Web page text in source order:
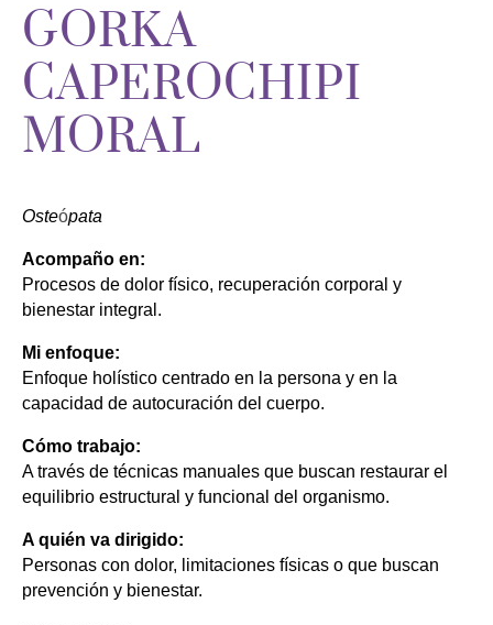
GORKA
CAPEROCHIPI
MORAL
Osteópata
Acompaño en:
Procesos de dolor físico, recuperación corporal y
bienestar integral.
Mi enfoque:
Enfoque holístico centrado en la persona y en la
capacidad de autocuración del cuerpo.
Cómo trabajo:
A través de técnicas manuales que buscan restaurar el
equilibrio estructural y funcional del organismo.
A quién va dirigido:
Personas con dolor, limitaciones físicas o que buscan
prevención y bienestar.